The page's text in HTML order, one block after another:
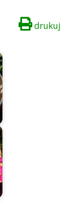
drukuj